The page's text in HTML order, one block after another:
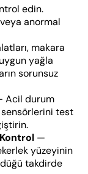
edin.
anormal
makara
yağla
sorunsuz
Acil durum
sensörlerini test
—
yüzeyinin
takdirde